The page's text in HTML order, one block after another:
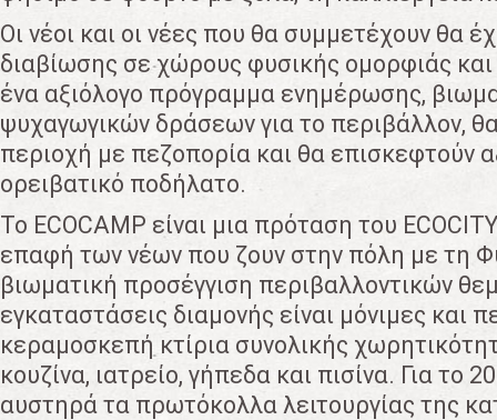
Οι νέοι και οι νέες που θα συμμετέχουν θα
διαβίωσης σε χώρους φυσικής ομορφιάς
ένα αξιόλογο πρόγραμμα ενημέρωσης,
ψυχαγωγικών δράσεων για το περιβάλλον,
περιοχή με πεζοπορία και θα επισκεφτούν
ορειβατικό ποδήλατο.
Το ECOCAMP είναι μια πρόταση του
επαφή των νέων που ζουν στην πόλη με τη
βιωματική προσέγγιση περιβαλλοντικών
εγκαταστάσεις διαμονής είναι μόνιμες και
κεραμοσκεπή κτίρια συνολικής
κουζίνα, ιατρείο, γήπεδα και πισίνα. Για το
αυστηρά τα πρωτόκολλα λειτουργίας της